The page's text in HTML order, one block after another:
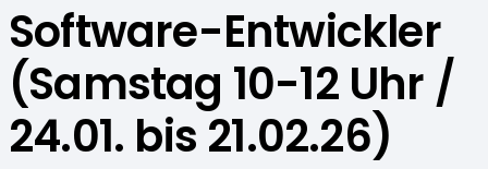
Software-Entwickler
(Samstag 10-12 Uhr /
24.01. bis 21.02.26)